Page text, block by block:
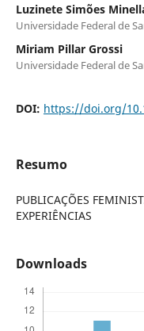
Luzinete Simões
Universidade Federal de
Miriam Pillar Grossi
Universidade Federal de
DOI: https://doi.org/
Resumo
PUBLICAÇÕES
EXPERIÊNCIAS
Downloads